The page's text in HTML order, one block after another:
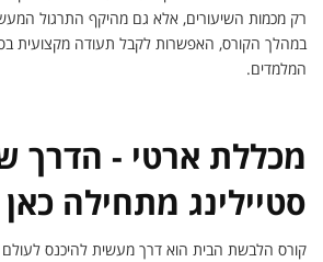
רק מכמות השיעורים, אלא גם מהיקף התרגול
במהלך הקורס, האפשרות לקבל תעודה מקצועית
המלמדים.
מכללת ארטי - הדרך
סטיילינג מתחילה כאן
קורס הלבשת הבית הוא דרך מעשית להיכנס לעולם